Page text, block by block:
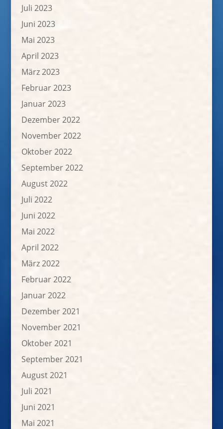
Juli 2023
Juni 2023
Mai 2023
April 2023
März 2023
Februar 2023
Januar 2023
Dezember 2022
November 2022
Oktober 2022
September 2022
August 2022
Juli 2022
Juni 2022
Mai 2022
April 2022
März 2022
Februar 2022
Januar 2022
Dezember 2021
November 2021
Oktober 2021
September 2021
August 2021
Juli 2021
Juni 2021
Mai 2021